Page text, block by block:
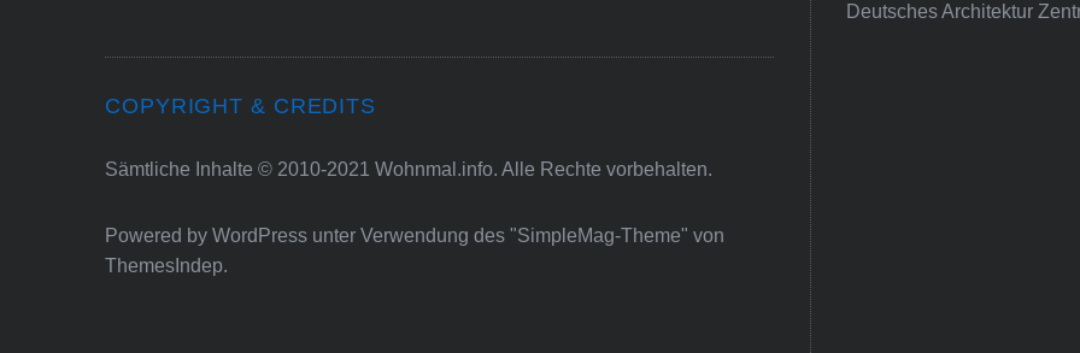
COPYRIGHT & CREDITS
Sämtliche Inhalte © 2010-2021 Wohnmal.info. Alle Rechte vorbehalten.
Powered by WordPress unter Verwendung des "SimpleMag-Theme" von
ThemesIndep.
Deutsches Architektur